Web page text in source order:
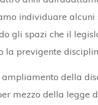
individuare
gli spazi che il
la previgente
della
mezzo della legge